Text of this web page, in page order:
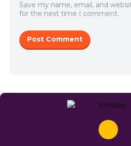
Save my name, email, and
for the next time I comment.